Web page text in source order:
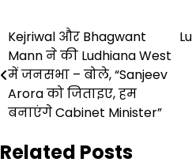
Post
navigation
Kejriwal और Bhagwant
Mann ने की Ludhiana West
में जनसभा – बोले, “Sanjeev
Arora को जिताइए, हम
बनाएंगे Cabinet Minister”
Related Posts